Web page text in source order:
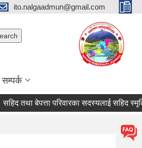
ito.nalgaadmun@gmail.com
सम्पर्क
बेपत्ता परिवारका सदस्यलाई सहिद स्मृति